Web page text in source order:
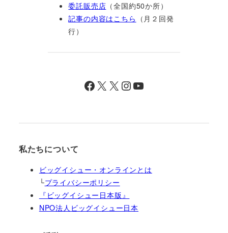
委託販売店 （全国約50か所）
記事の内容はこちら （月２回発
行）
Facebook X X InstagramYouTube
私たちについて
ビッグイシュー・オンラインとは
└プライバシーポリシー
『ビッグイシュー日本版』
NPO法人ビッグイシュー日本